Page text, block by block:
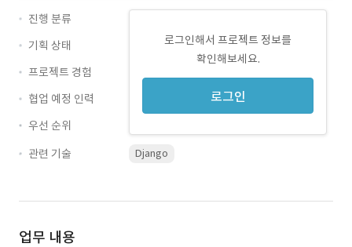
로그인해서 프로젝트 정보를
확인해보세요.
로그인
진행 분류
기획 상태
프로젝트 경험
협업 예정 인력
우선 순위
관련 기술
Django
업무 내용